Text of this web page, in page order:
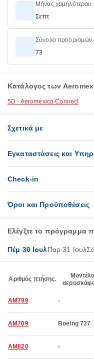
Μήνας χαμηλότερου
Σεπτ
Σύνολο προορισμών
73
Κατάλογος των
5D - Aeroméxico Connect
Σχετικά με
Εγκαταστάσεις και
Check-in
Όροι και Προϋποθέσεις
Ελέγξτε το πρόγραμμα
Πέμ 30 ΙουλΠαρ 31 Ιουλ
Αριθμός πτήσης.
Μοντέλο
AM799 -
AM709 Boeing 737
AM820 -